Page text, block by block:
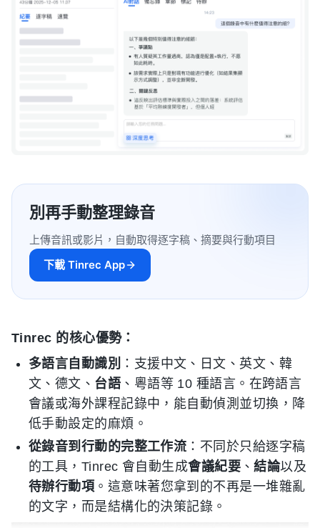
別再手動整理錄音
上傳音訊或影片，自動取得逐字稿、摘要與行動項目
下載 Tinrec App
Tinrec 的核心優勢：
多語言自動識別 ：支援中文、日文、英文、韓
文、德文、 台語 、粵語等 10 種語言。在跨語言
會議或海外課程記錄中，能自動偵測並切換，降
低手動設定的麻煩。
從錄音到行動的完整工作流 ：不同於只給逐字稿
的工具，Tinrec 會自動生成會議紀要 、結論以及
待辦行動項 。這意味著您拿到的不再是一堆雜亂
的文字，而是結構化的決策記錄。